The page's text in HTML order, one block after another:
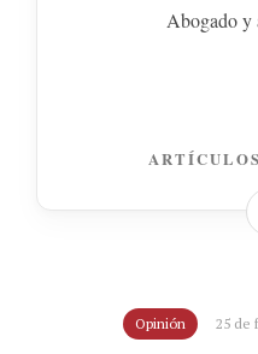
Abogado y
Opinión 25 de